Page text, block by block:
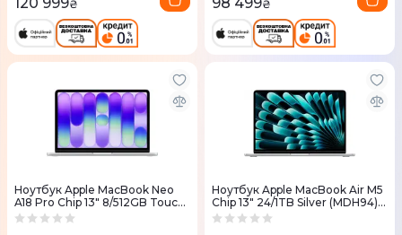
₴ ₴
Ноутбук Apple MacBook Neo
A18 Pro Chip 13" 8/512GB Touch
ID Silver (MHFC4) 2026
Ноутбук Apple MacBook Air M5
Chip 13" 24/1TB Silver (MDH94)
2026